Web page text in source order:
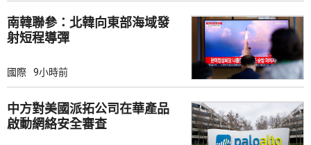
南韓聯參：北韓向東部海域發
射短程導彈
國際 9小時前
中方對美國派拓公司在華產品
啟動網絡安全審查